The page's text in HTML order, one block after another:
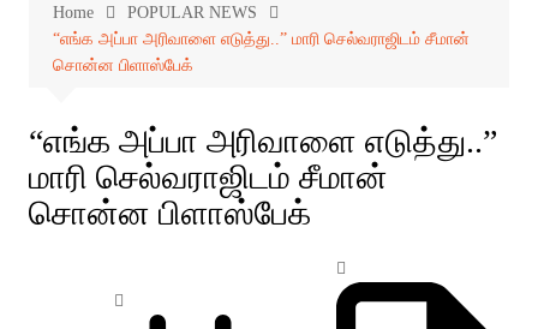
Home
POPULAR NEWS
“எங்க அப்பா அரிவாளை எடுத்து..” மாரி செல்வராஜிடம் சீமான்
சொன்ன பிளாஸ்பேக்
“எங்க அப்பா அரிவாளை எடுத்து..”
மாரி செல்வராஜிடம் சீமான்
சொன்ன பிளாஸ்பேக்